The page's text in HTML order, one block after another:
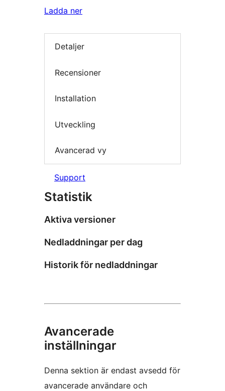
Ladda ner
Detaljer
Recensioner
Installation
Utveckling
Avancerad vy
Support
Statistik
Aktiva versioner
Nedladdningar per dag
Historik för nedladdningar
Avancerade
inställningar
Denna sektion är endast avsedd för
avancerade användare och